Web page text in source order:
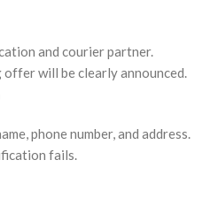
and courier partner.
will be clearly announced.
phone number, and address.
fails.